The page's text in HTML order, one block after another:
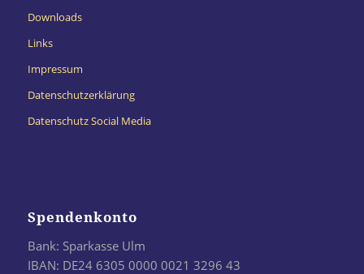
Downloads
Links
Impressum
Datenschutzerklärung
Datenschutz Social Media
Spendenkonto
Bank: Sparkasse Ulm
IBAN: DE24 6305 0000 0021 3296 43